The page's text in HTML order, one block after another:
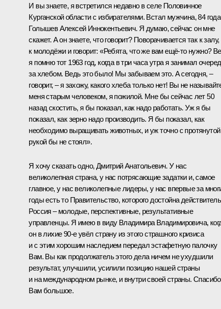
И вы знаете, я встретился недавно в селе Половинное
Курганской области с избирателями. Встал мужчина, 84
Голышев Алексей Иннокентьевич. Я думаю, сейчас он мне
скажет. А он знаете, что говорит? Поворачивается так к залу,
к молодёжи и говорит: «Ребята, что же вам ещё‑то нужно?
я помню тот 1963 год, когда в три часа утра я занимал
за хлебом. Ведь это было! Мы забываем это. А сегодня, –
говорит, – я захожу, какого хлеба только нет! Вы не
меня старым человеком, я пожилой. Мне бы сейчас лет 50
назад скостить, я бы показал, как надо работать. Уж я бы
показал, как зерно надо производить. Я бы показал, как
необходимо выращивать животных, и уж точно с протянутой
рукой бы не стоял».
Я хочу сказать одно, Дмитрий Анатольевич. У нас
великолепная страна, у нас потрясающие задатки и, самое
главное, у нас великолепные лидеры, у нас впервые за
годы есть то Правительство, которого достойна
Россия – молодые, перспективные, результативные
управленцы. Я имею в виду Владимира Владимировича,
он в лихие 90-е увёл страну из этого страшного кризиса
и с этим хорошим наследием передал эстафетную палочку
Вам. Вы как продолжатель этого дела ничем не ухудшили
результат, улучшили, усилили позицию нашей страны
и на международном рынке, и внутри своей страны. Спасибо
Вам большое.